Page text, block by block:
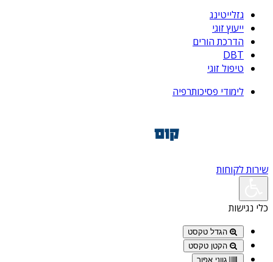
גזלייטינג
ייעוץ זוגי
הדרכת הורים
DBT
טיפול זוגי
לימודי פסיכותרפיה
שירות לקוחות
כלי נגישות
הגדל טקסט
הקטן טקסט
גווני אפור